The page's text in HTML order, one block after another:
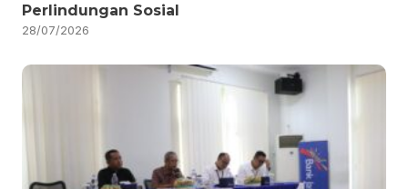
Perlindungan Sosial
28/07/2026